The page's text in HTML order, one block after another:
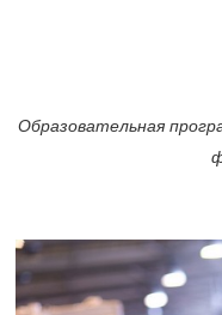
Образовательная